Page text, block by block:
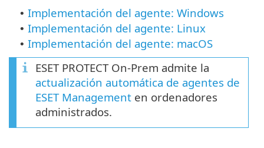
• Implementación del agente: Windows
• Implementación del agente: Linux
• Implementación del agente: macOS
ESET PROTECT On-Prem admite la
actualización automática de agentes de
ESET Management en ordenadores
administrados.